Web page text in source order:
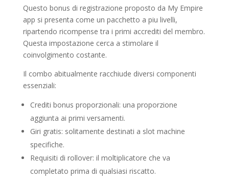
Questo bonus di registrazione proposto da My Empire
app si presenta come un pacchetto a piu livelli,
ripartendo ricompense tra i primi accrediti del membro.
Questa impostazione cerca a stimolare il
coinvolgimento costante.
Il combo abitualmente racchiude diversi componenti
essenziali:
Crediti bonus proporzionali: una proporzione
aggiunta ai primi versamenti.
Giri gratis: solitamente destinati a slot machine
specifiche.
Requisiti di rollover: il moltiplicatore che va
completato prima di qualsiasi riscatto.